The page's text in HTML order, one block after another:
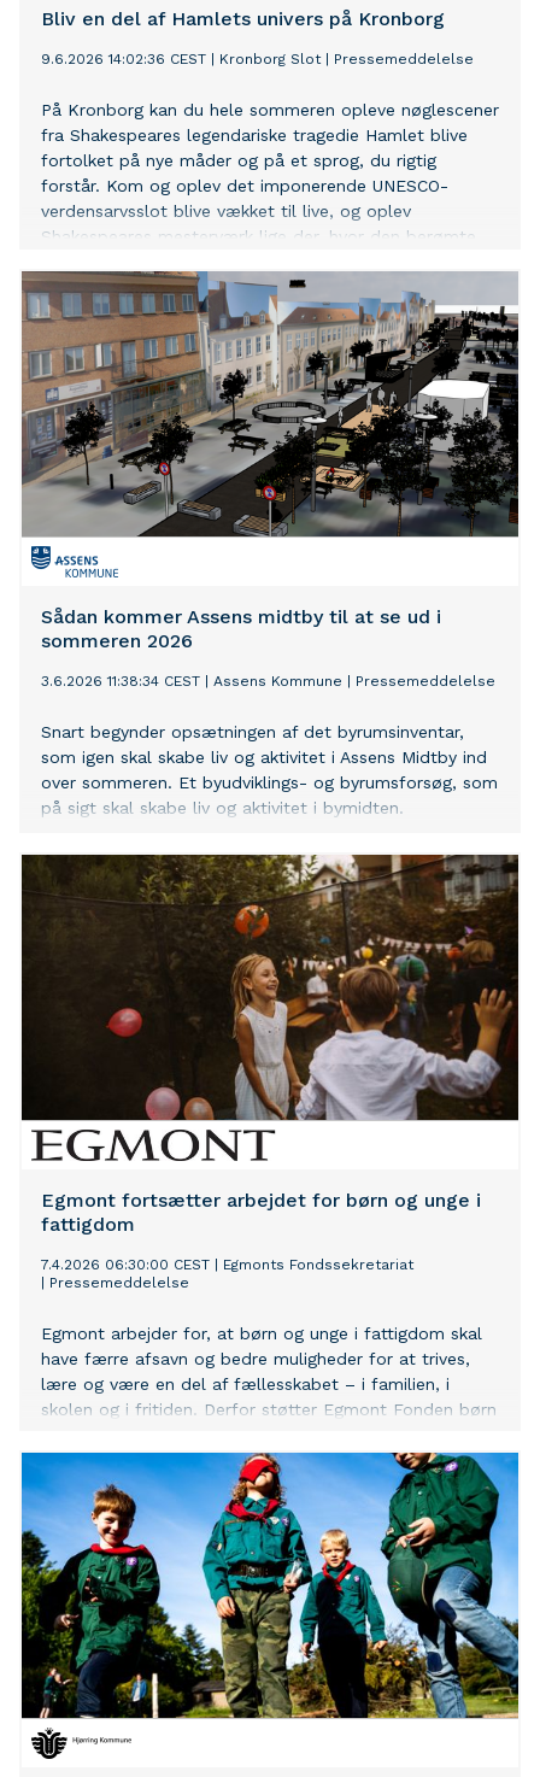
Bliv en del af Hamlets univers på Kronborg
9.6.2026 14:02:36 CEST Kronborg Slot| Pressemeddelelse
På Kronborg kan du hele sommeren opleve nøglescener
fra Shakespeares legendariske tragedie Hamlet blive
fortolket på nye måder og på et sprog, du rigtig
forstår. Kom og oplev det imponerende UNESCO-
verdensarvsslot blive vækket til live, og oplev
Shakespeares mesterværk lige der, hvor den berømte
Sådan kommer Assens midtby til at se ud i
sommeren 2026
3.6.2026 11:38:34 CEST Assens Kommune Pressemeddelelse
Snart begynder opsætningen af det byrumsinventar,
som igen skal skabe liv og aktivitet i Assens Midtby ind
over sommeren. Et byudviklings- og byrumsforsøg, som
på sigt skal skabe liv og aktivitet i bymidten.
Egmont fortsætter arbejdet for børn og unge i
fattigdom
7.4.2026 06:30:00 CEST
Egmonts Fondssekretariat
Pressemeddelelse
Egmont arbejder for, at børn og unge i fattigdom skal
have færre afsavn og bedre muligheder for at trives,
lære og være en del af fællesskabet – i familien, i
skolen og i fritiden. Derfor støtter Egmont Fonden børn
Norge med 52,2 mio. kr. mio. kr. gennem programmet
En Håndsrækning i perioden 2026-2029.